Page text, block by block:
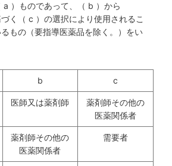
a ）ものであって、（ b ）から
く（ c ）の選択により使用されるこ
もの（要指導医薬品を除く。）をい
b c
医師又は薬剤師
薬剤師その他の
医薬関係者
薬剤師その他の
医薬関係者
需要者